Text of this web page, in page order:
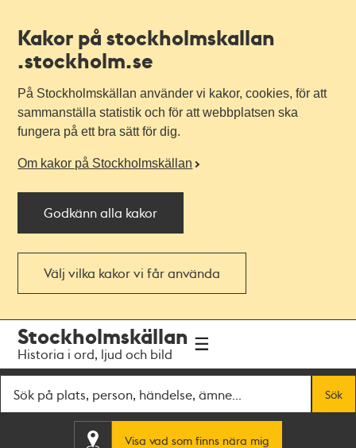
Kakor på stockholmskallan
.stockholm.se
På Stockholmskällan använder vi kakor, cookies, för att
sammanställa statistik och för att webbplatsen ska
fungera på ett bra sätt för dig.
Om kakor på Stockholmskällan
Godkänn alla kakor
Välj vilka kakor vi får använda
navigationen
huvudinnehållet
Stockholmskällan
Historia i ord, ljud och bild
Sök
Visa vad som finns nära mig